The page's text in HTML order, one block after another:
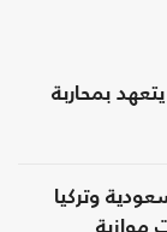
بمحاربة
وتركيا
موازية